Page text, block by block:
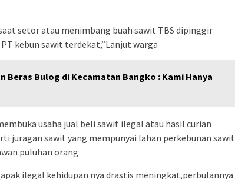
setor atau menimbang buah sawit TBS dipinggir
kebun sawit terdekat,”Lanjut warga
Beras Bulog di Kecamatan Bangko : Kami Hanya
usaha jual beli sawit ilegal atau hasil curian
juragan sawit yang mempunyai lahan perkebunan sawit
puluhan orang
ilegal kehidupan nya drastis meningkat,perbulannya